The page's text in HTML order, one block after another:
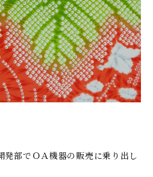
部でＯＡ機器の販売に乗り出し